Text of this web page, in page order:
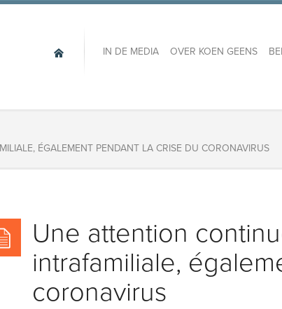
IN DE MEDIA OVER KOEN GEENS
ÉGALEMENT PENDANT LA CRISE DU CORONAVIRUS
Une attention
intrafamiliale,
coronavirus